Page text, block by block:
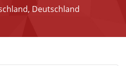
Deutschland